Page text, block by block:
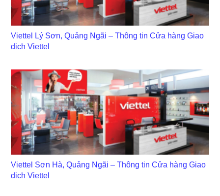
Viettel Lý Sơn, Quảng Ngãi – Thông tin Cửa hàng Giao
dịch Viettel
Viettel Sơn Hà, Quảng Ngãi – Thông tin Cửa hàng Giao
dịch Viettel